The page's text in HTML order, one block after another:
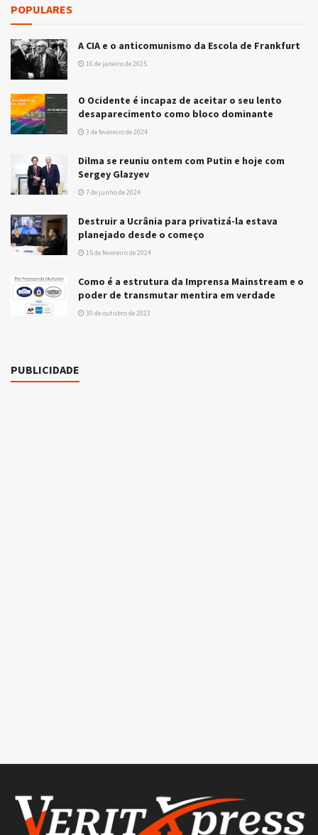
POPULARES
A CIA e o anticomunismo da Escola de Frankfurt
16 de janeiro de 2025
O Ocidente é incapaz de aceitar o seu lento
desaparecimento como bloco dominante
3 de fevereiro de 2024
Dilma se reuniu ontem com Putin e hoje com
Sergey Glazyev
7 de junho de 2024
Destruir a Ucrânia para privatizá-la estava
planejado desde o começo
15 de fevereiro de 2024
Como é a estrutura da Imprensa Mainstream e o
poder de transmutar mentira em verdade
30 de outubro de 2023
PUBLICIDADE